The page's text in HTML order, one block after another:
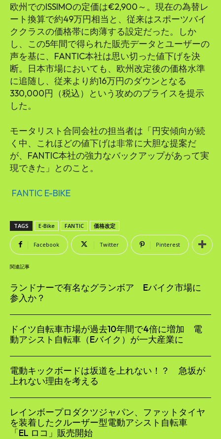
欧州でのISSIMOの定価は€2,900～。現在の為替レ
ート換算で約49万円相当と、従来はスポーツバイ
ククラスの価格帯に肉薄する設定だった。しか
し、この5年間で得られた販売データとユーザーの
声を基に、FANTIC本社は思い切った値下げを決
断。日本市場においても、欧州改定後の価格水準
に追随し、従来より約16万円のダウンとなる
330,000円（税込）という攻めのプライスを提示
した。
モータリスト合同会社の担当者は「円安傾向が続
く中、これほどの値下げは非常に大胆な提案だ
が、FANTIC本社の強力なバックアップがあって実
現できた」とのこと。
FANTIC E-BIKE
TAGS E-Bike FANTIC 価格改定
Facebook Twitter Pinterest
関連記事
ランドナーで有名なグランボア Eバイク市場に
参入か？
ドイツ自転車市場が過去10年間で4倍に増加 電
動アシスト自転車（Eバイク）が一大産業に
電動キックボードは坂道を上れない！？ 急坂が
上れない理由を考える
レインボープロダクツジャパン、ファットタイヤ
を装着したクルーザー型電動アシスト自転車
「EL ロコ」販売開始